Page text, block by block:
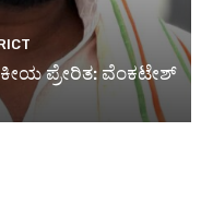
ಪ್ರೇರಿತ: ವೆಂಕಟೇಶ್